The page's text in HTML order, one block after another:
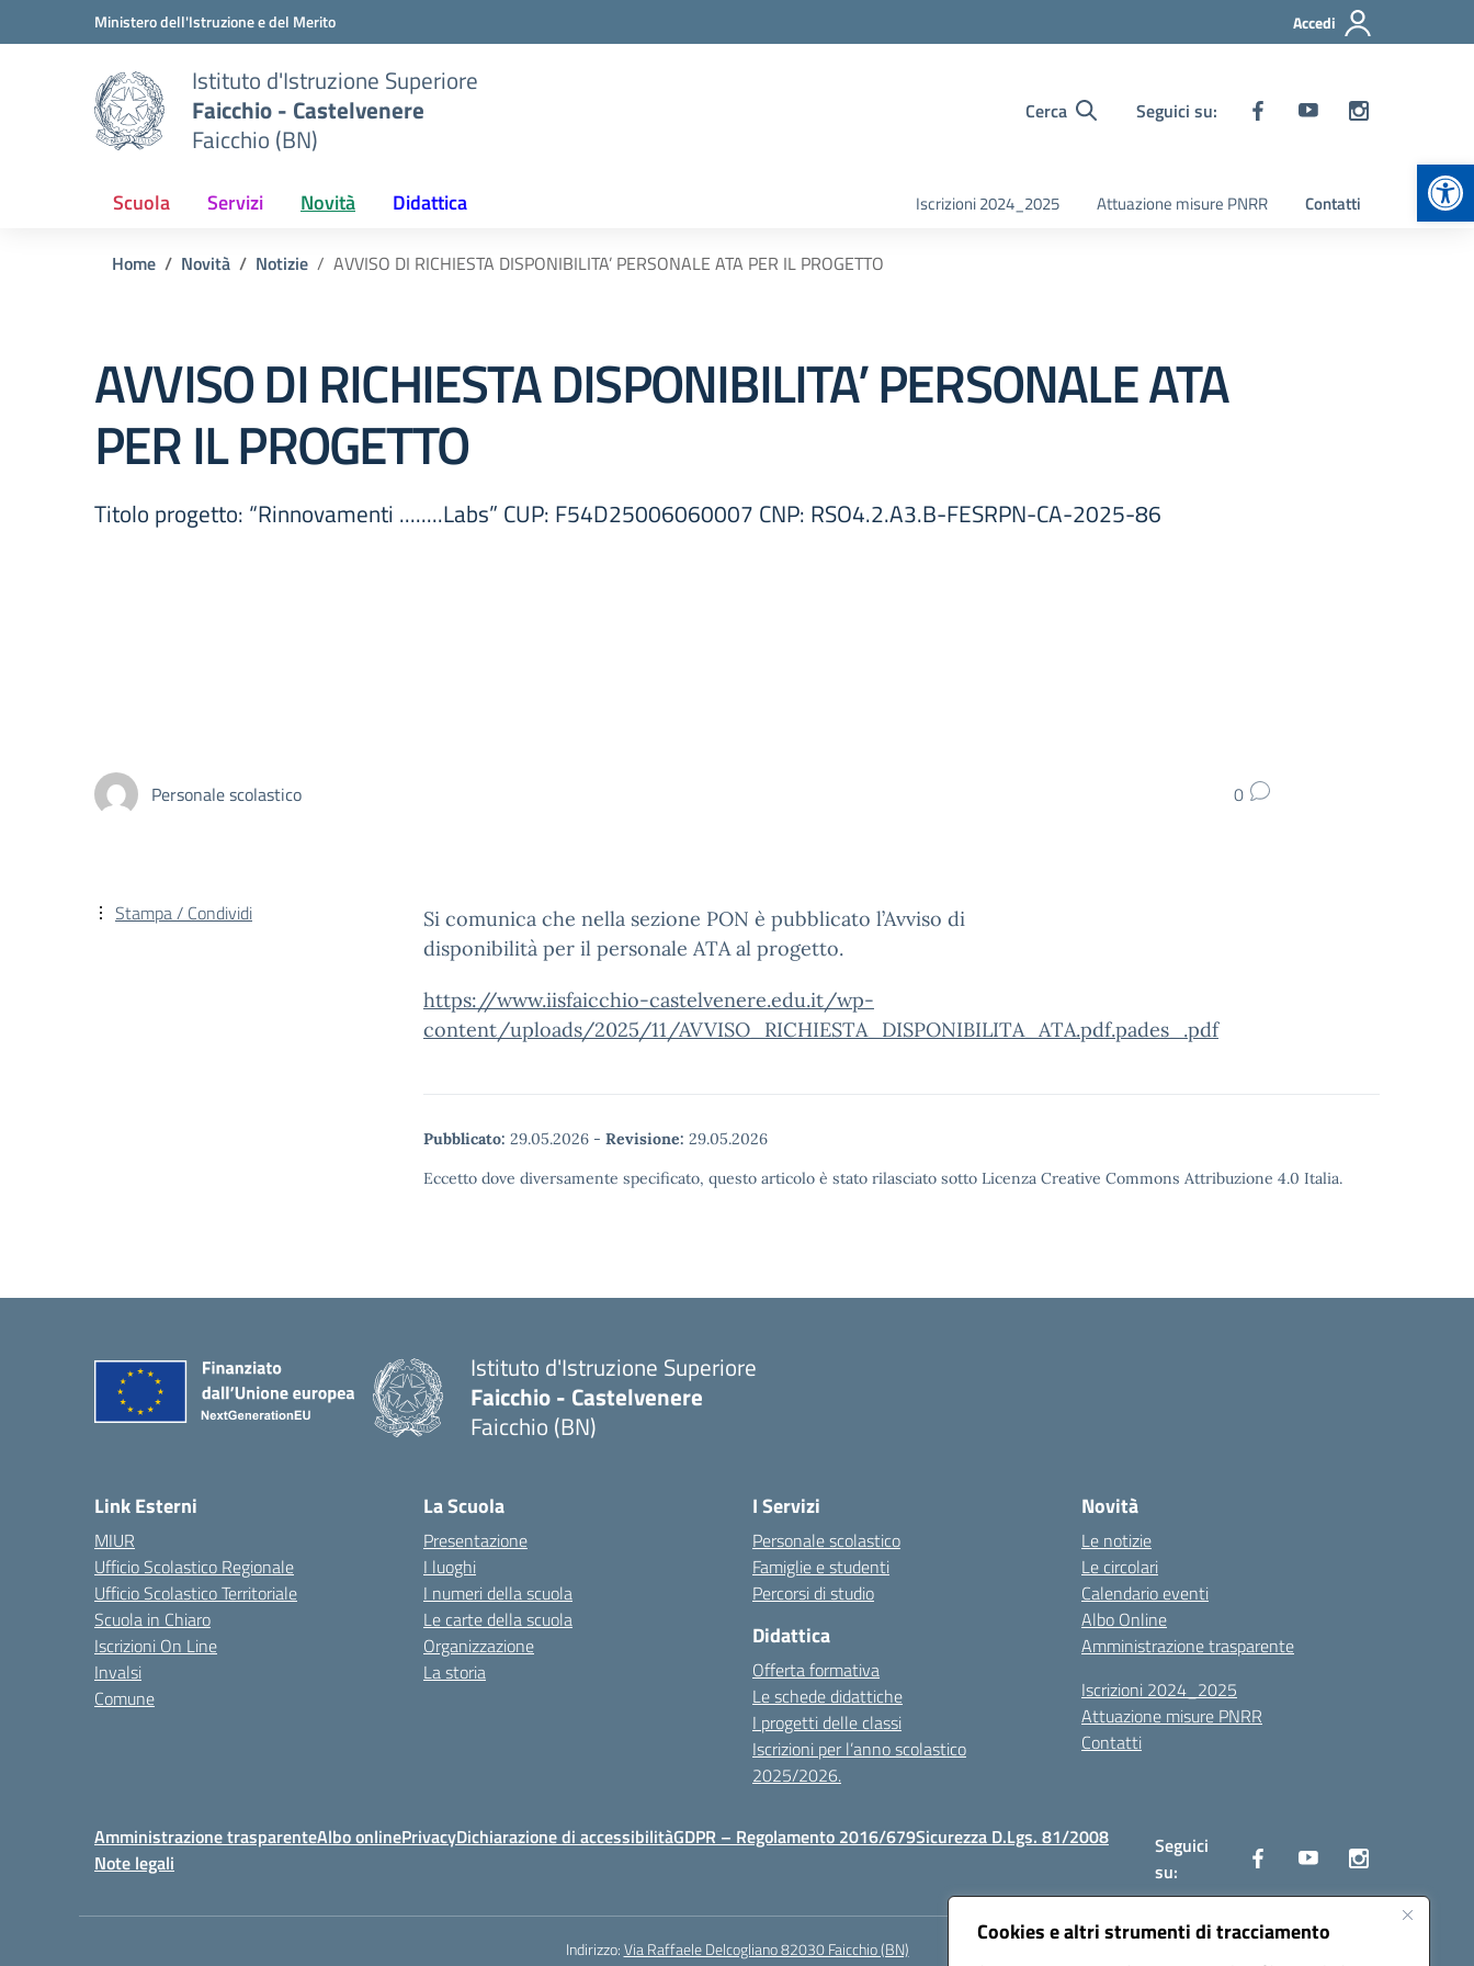
Cookies e altri strumenti di tracciamento
Vai ai contenuti
Vai al menu di navigazioneMinistero dell'Istruzione e del Merito Accedi
Istituto d'Istruzione Superiore
Faicchio - Castelvenere
Faicchio (BN)
Cerca Seguici su:
Scuola Servizi Novità Didattica Iscrizioni 2024_2025 Attuazione misure PNRR Contatti
Home Novità Notizie AVVISO DI RICHIESTA DISPONIBILITA’ PERSONALE ATA PER IL PROGETTO
AVVISO DI RICHIESTA DISPONIBILITA’ PERSONALE ATA
PER IL PROGETTO
Titolo progetto: “Rinnovamenti ........Labs” CUP: F54D25006060007 CNP: RSO4.2.A3.B-FESRPN-CA-2025-86
Personale scolastico 0
Si comunica che nella sezione PON è pubblicato l’Avviso di
disponibilità per il personale ATA al progetto.
https://www.iisfaicchio-castelvenere.edu.it/wp-
content/uploads/2025/11/AVVISO_RICHIESTA_DISPONIBILITA_ATA.pdf.pades_.pdf
Pubblicato: 29.05.2026 - Revisione: 29.05.2026
Eccetto dove diversamente specificato, questo articolo è stato rilasciato sotto Licenza Creative Commons Attribuzione 4.0 Italia.
Stampa / Condividi
Istituto d'Istruzione Superiore
Faicchio - Castelvenere
Faicchio (BN)
Link Esterni
MIUR
Ufficio Scolastico Regionale
Ufficio Scolastico Territoriale
Scuola in Chiaro
Iscrizioni On Line
Invalsi
Comune
La Scuola
Presentazione
I luoghi
I numeri della scuola
Le carte della scuola
Organizzazione
La storia
I Servizi
Personale scolastico
Famiglie e studenti
Percorsi di studio
Didattica
Offerta formativa
Le schede didattiche
I progetti delle classi
Iscrizioni per l’anno scolastico
2025/2026.
Novità
Le notizie
Le circolari
Calendario eventi
Albo Online
Amministrazione trasparente
Iscrizioni 2024_2025
Attuazione misure PNRR
Contatti
Amministrazione trasparenteAlbo onlinePrivacyDichiarazione di accessibilitàGDPR – Regolamento 2016/679Sicurezza D.Lgs. 81/2008
Note legali
Seguici
su:
Indirizzo:Via Raffaele Delcogliano 82030 Faicchio (BN)